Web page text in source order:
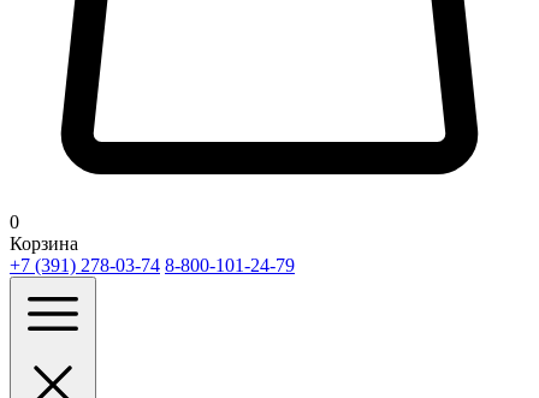
0
Корзина
+7 (391) 278-03-74 8-800-101-24-79